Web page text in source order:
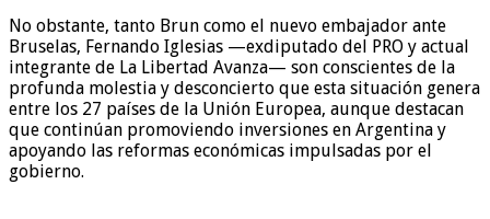
No obstante, tanto Brun como el nuevo embajador ante
Bruselas, Fernando Iglesias —exdiputado del PRO y actual
integrante de La Libertad Avanza— son conscientes de la
profunda molestia y desconcierto que esta situación genera
entre los 27 países de la Unión Europea, aunque destacan
que continúan promoviendo inversiones en Argentina y
apoyando las reformas económicas impulsadas por el
gobierno.